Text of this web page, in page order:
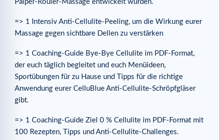
Palper-Rouler-Massage entwickelt wurden.
=> 1 Intensiv Anti-Cellulite-Peeling, um die Wirkung eurer
Massage gegen sichtbare Dellen zu verstärken
=> 1 Coaching-Guide Bye-Bye Cellulite im PDF-Format,
der euch täglich begleitet und euch Menüideen,
Sportübungen für zu Hause und Tipps für die richtige
Anwendung eurer CelluBlue Anti-Cellulite-Schröpfgläser
gibt.
=> 1 Coaching-Guide Ziel 0 % Cellulite im PDF-Format mit
100 Rezepten, Tipps und Anti-Cellulite-Challenges.